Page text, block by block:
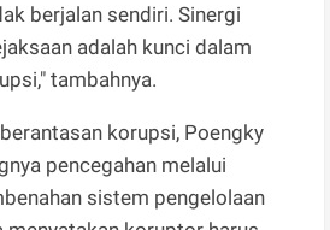
berjalan sendiri. Sinergi
adalah kunci dalam
tambahnya.
korupsi, Poengky
pencegahan melalui
sistem pengelolaan